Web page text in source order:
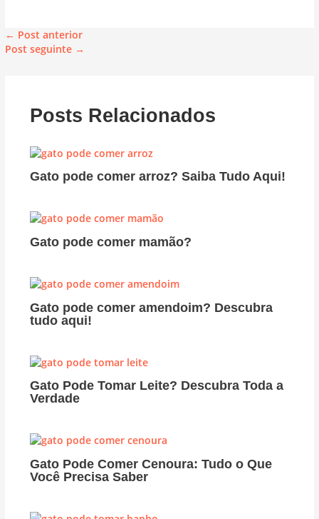
← Post anterior
Post seguinte →
Posts Relacionados
Gato pode comer arroz? Saiba Tudo Aqui!
Gato pode comer mamão?
Gato pode comer amendoim? Descubra
tudo aqui!
Gato Pode Tomar Leite? Descubra Toda a
Verdade
Gato Pode Comer Cenoura: Tudo o Que
Você Precisa Saber